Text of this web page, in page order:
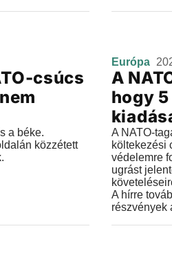
csúcs
a béke.
közzétett
Európa
A
hogy
A NATO-
költekezési
védelemre
ugrást
A hírre
részvények